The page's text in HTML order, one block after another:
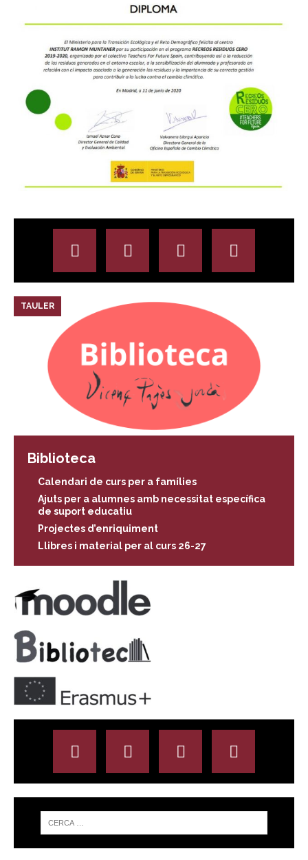
TAULER
Biblioteca
Calendari de curs per a famílies
Ajuts per a alumnes amb necessitat específica
de suport educatiu
Projectes d’enriquiment
Llibres i material per al curs 26-27